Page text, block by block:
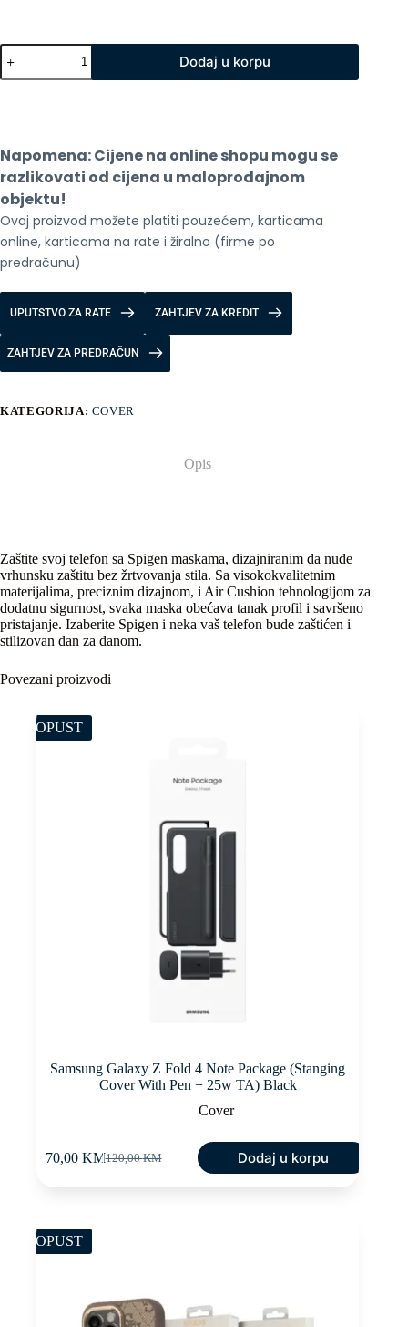
SPIGEN
TOUGH
ARMOR
količina
Dodaj u korpu
Napomena: Cijene na online shopu mogu se
razlikovati od cijena u maloprodajnom
objektu!
Ovaj proizvod možete platiti pouzećem, karticama
online, karticama na rate i žiralno (firme po
predračunu)
UPUTSTVO ZA RATE ZAHTJEV ZA KREDIT
ZAHTJEV ZA PREDRAČUN
KATEGORIJA: COVER
Opis
Zaštite svoj telefon sa Spigen maskama, dizajniranim da nude
vrhunsku zaštitu bez žrtvovanja stila. Sa visokokvalitetnim
materijalima, preciznim dizajnom, i Air Cushion tehnologijom za
dodatnu sigurnost, svaka maska obećava tanak profil i savršeno
pristajanje. Izaberite Spigen i neka vaš telefon bude zaštićen i
stilizovan dan za danom.
Povezani proizvodi
POPUST
Samsung Galaxy Z Fold 4 Note Package (Stanging
Cover With Pen + 25w TA) Black
Cover
120,00KM
Original
70,00 KMCurrent
Dodaj u korpu
POPUST